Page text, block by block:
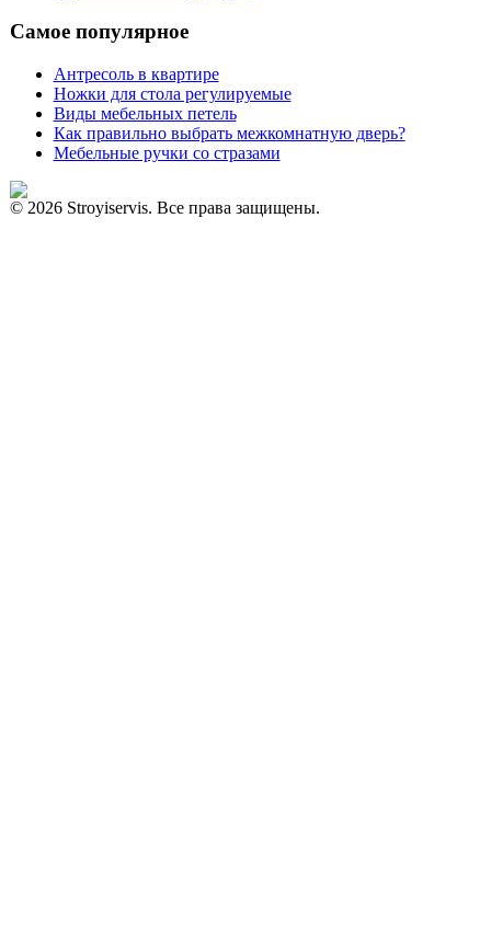
Самое популярное
Антресоль в квартире
Ножки для стола регулируемые
Виды мебельных петель
Как правильно выбрать межкомнатную дверь?
Мебельные ручки со стразами
© 2026 Stroyiservis. Все права защищены.